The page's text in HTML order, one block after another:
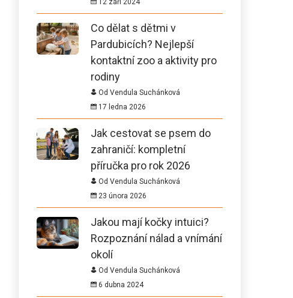
12 září 2024
Co dělat s dětmi v
Pardubicích? Nejlepší
kontaktní zoo a aktivity pro
rodiny
Od Vendula Suchánková
17 ledna 2026
Jak cestovat se psem do
zahraničí: kompletní
příručka pro rok 2026
Od Vendula Suchánková
23 února 2026
Jakou mají kočky intuici?
Rozpoznání nálad a vnímání
okolí
Od Vendula Suchánková
6 dubna 2024